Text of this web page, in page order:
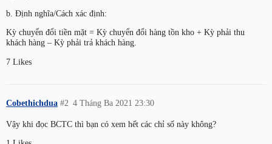
b. Định nghĩa/Cách xác định:
Kỳ chuyển đổi tiền mặt = Kỳ chuyển đổi hàng tồn kho + Kỳ phải thu
khách hàng – Kỳ phải trả khách hàng.
7 Likes
Cobethichdua 4 Tháng Ba 2021 23:30
#2
Vậy khi đọc BCTC thì bạn có xem hết các chỉ số này không?